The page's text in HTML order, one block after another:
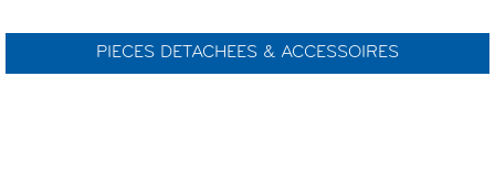
PIECES DETACHEES & ACCESSOIRES